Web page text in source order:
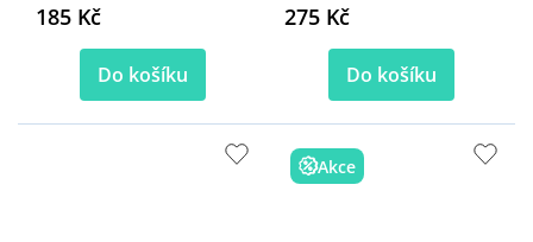
185 Kč
Do košíku
275 Kč
Do košíku
Akce